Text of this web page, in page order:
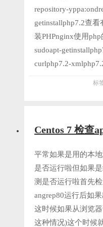
repository-
getinstallphp7.2查看
装PHPnginx使用
sudoapt-
curlphp7.2-
标
Centos 7 检查
平常如果是用的本
是否运行啦但如果
测是否运行啦首先
angrep80运行后如
这时候如果从浏览
这种情况)这个时候